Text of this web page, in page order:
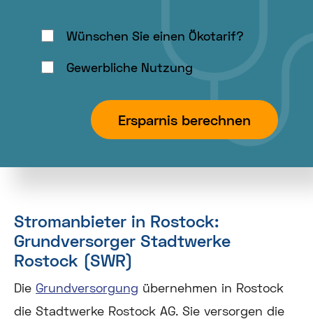
auszuwählen.
Wünschen Sie einen Ökotarif?
Gewerbliche Nutzung
Ersparnis berechnen
Stromanbieter in Rostock:
Grundversorger Stadtwerke
Rostock (SWR)
Die Grundversorgung übernehmen in Rostock
die Stadtwerke Rostock AG. Sie versorgen die